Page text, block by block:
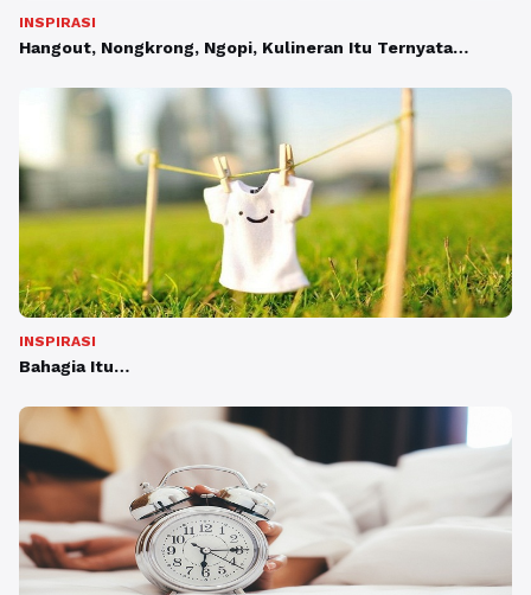
INSPIRASI
Hangout, Nongkrong, Ngopi, Kulineran Itu Ternyata…
INSPIRASI
Bahagia Itu…